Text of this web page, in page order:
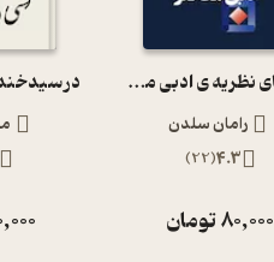
راهنمای نظریه ی ادبی معاصر
رامان سلدن
4.3
(
22
)
80,000تومان